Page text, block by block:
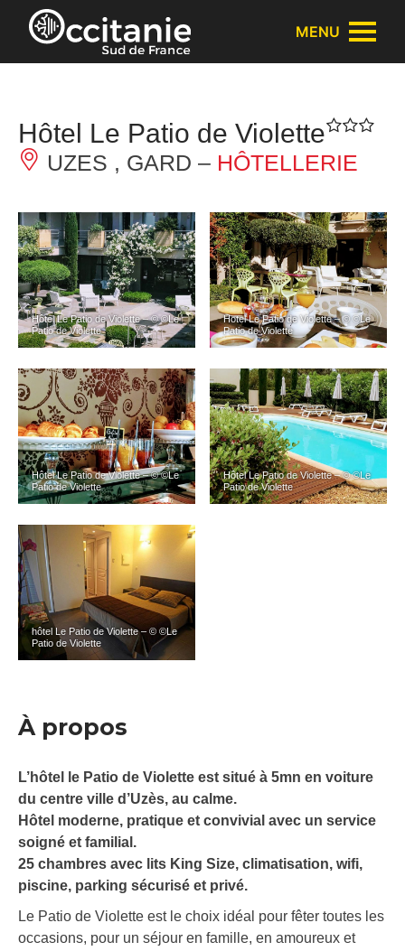
Panneau de gestion des cookies
MENU
Hôtel Le Patio de Violette
UZES , GARD – HÔTELLERIE
Hôtel Le Patio de Violette – © ©Le
Patio de Violette
Hotel Le Patio de Violette – © ©Le
Patio de Violette
Hôtel Le Patio de Violette – © ©Le
Patio de Violette
Hôtel Le Patio de Violette – © ©Le
Patio de Violette
hôtel Le Patio de Violette – © ©Le
Patio de Violette
À propos
L’hôtel le Patio de Violette est situé à 5mn en voiture
du centre ville d’Uzès, au calme.
Hôtel moderne, pratique et convivial avec un service
soigné et familial.
25 chambres avec lits King Size, climatisation, wifi,
piscine, parking sécurisé et privé.
Le Patio de Violette est le choix idéal pour fêter toutes les
occasions, pour un séjour en famille, en amoureux et